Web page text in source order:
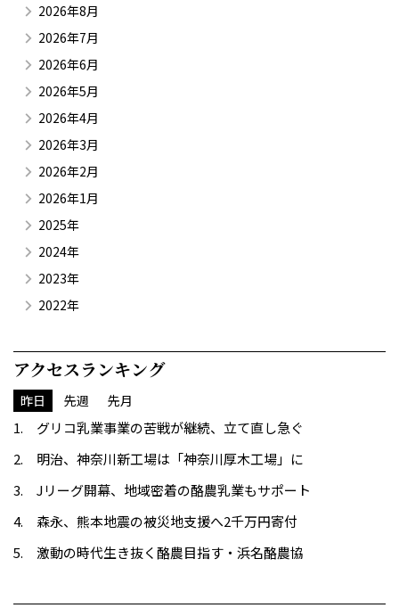
2026年8月
2026年7月
2026年6月
2026年5月
2026年4月
2026年3月
2026年2月
2026年1月
2025年
2024年
2023年
2022年
アクセスランキング
昨日 先週 先月
グリコ乳業事業の苦戦が継続、立て直し急ぐ
明治、神奈川新工場は「神奈川厚木工場」に
Jリーグ開幕、地域密着の酪農乳業もサポート
森永、熊本地震の被災地支援へ2千万円寄付
激動の時代生き抜く酪農目指す・浜名酪農協